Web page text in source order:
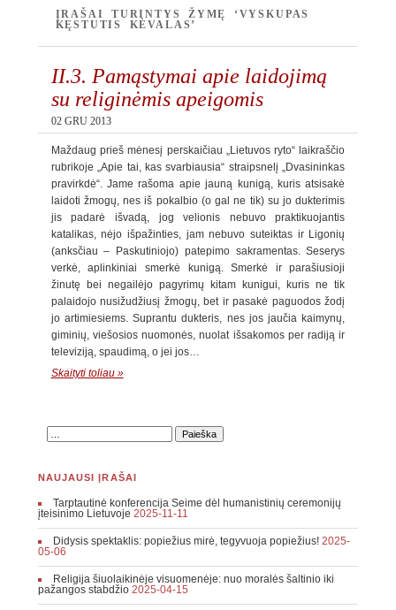
ĮRAŠAI TURINTYS ŽYMĘ ‘VYSKUPAS
KĘSTUTIS KĖVALAS’
II.3. Pamąstymai apie laidojimą
su religinėmis apeigomis
02 GRU 2013
Maždaug prieš mėnesį perskaičiau „Lietuvos ryto“ laikraščio
rubrikoje „Apie tai, kas svarbiausia“ straipsnelį „Dvasininkas
pravirkdė“. Jame rašoma apie jauną kunigą, kuris atsisakė
laidoti žmogų, nes iš pokalbio (o gal ne tik) su jo dukterimis
jis padarė išvadą, jog velionis nebuvo praktikuojantis
katalikas, nėjo išpažinties, jam nebuvo suteiktas ir Ligonių
(anksčiau – Paskutiniojo) patepimo sakramentas. Seserys
verkė, aplinkiniai smerkė kunigą. Smerkė ir parašiusioji
žinutę bei negailėjo pagyrimų kitam kunigui, kuris ne tik
palaidojo nusižudžiusį žmogų, bet ir pasakė paguodos žodį
jo artimiesiems. Suprantu dukteris, nes jos jaučia kaimynų,
giminių, viešosios nuomonės, nuolat išsakomos per radiją ir
televiziją, spaudimą, o jei jos…
Skaityti toliau »
NAUJAUSI ĮRAŠAI
Tarptautinė konferencija Seime dėl humanistinių ceremonijų
įteisinimo Lietuvoje 2025-11-11
Didysis spektaklis: popiežius mirė, tegyvuoja popiežius! 2025-
05-06
Religija šiuolaikinėje visuomenėje: nuo moralės šaltinio iki
pažangos stabdžio 2025-04-15